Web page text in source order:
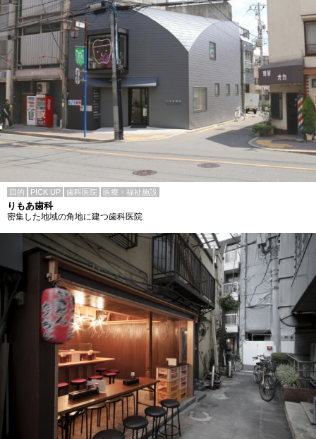
目的 PICK UP 歯科医院 医療・福祉施設
りもあ歯科
密集した地域の角地に建つ歯科医院